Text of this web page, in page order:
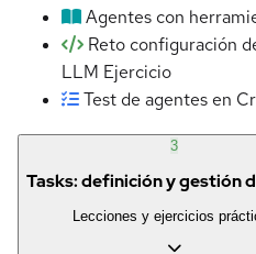
Agentes con
Reto configuración
LLM Ejercicio
Test de agentes en
3
Tasks: definición y gestión
Lecciones y ejercicios